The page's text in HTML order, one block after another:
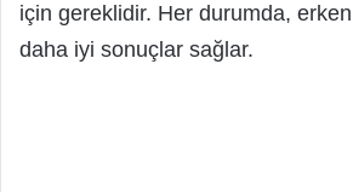
için gereklidir. Her durumda,
daha iyi sonuçlar sağlar.